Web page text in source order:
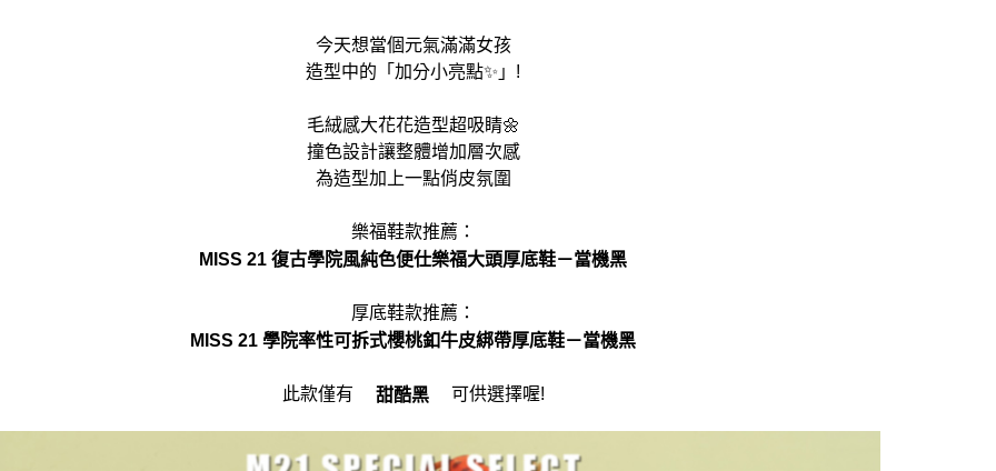
今天想當個元氣滿滿女孩
造型中的「加分小亮點✨」!
毛絨感大花花造型超吸睛🌼
撞色設計讓整體增加層次感
為造型加上一點俏皮氛圍
樂福鞋款推薦：
MISS 21 復古學院風純色便仕樂福大頭厚底鞋－當機黑
厚底鞋款推薦：
MISS 21 學院率性可拆式櫻桃釦牛皮綁帶厚底鞋－當機黑
此款僅有 甜酷黑 可供選擇喔!